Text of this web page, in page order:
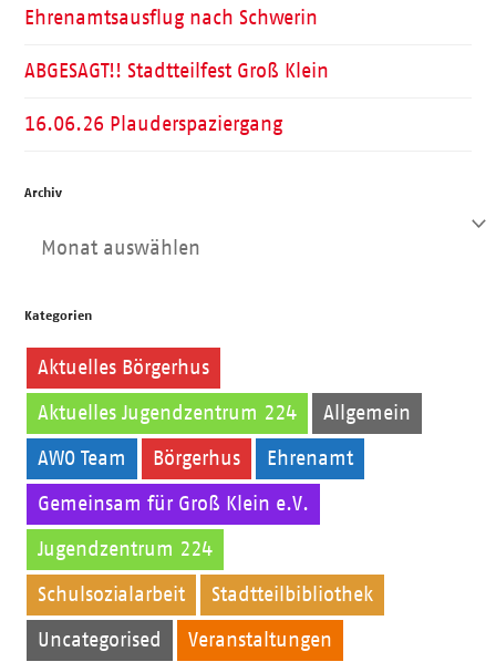
Ehrenamtsausflug nach Schwerin
ABGESAGT!! Stadtteilfest Groß Klein
16.06.26 Plauderspaziergang
Archiv
Archiv
Kategorien
Aktuelles Börgerhus
Aktuelles Jugendzentrum 224 Allgemein
AWO Team Börgerhus Ehrenamt
Gemeinsam für Groß Klein e.V.
Jugendzentrum 224
Schulsozialarbeit Stadtteilbibliothek
Uncategorised Veranstaltungen